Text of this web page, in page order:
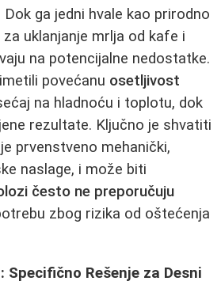
Dok ga jedni hvale kao prirodno
uklanjanje mrlja od kafe i
na potencijalne nedostatke.
povećanu osetljivost
na hladnoću i toplotu, dok
rezultate. Ključno je shvatiti
prvenstveno mehanički,
naslage, i može biti
često ne preporučuju
zbog rizika od oštećenja
Rešenje za Desni